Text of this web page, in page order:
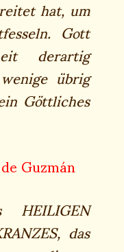
hat, um
Gott
derartig
übrig
Göttliches
Guzmán
das